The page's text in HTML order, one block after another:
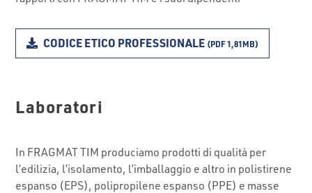
CODICE ETICO PROFESSIONALE (PDF 1,81MB)
Laboratori
In FRAGMAT TIM produciamo prodotti di qualità per
l’edilizia, l’isolamento, l’imballaggio e altro in polistirene
espanso (EPS), polipropilene espanso (PPE) e masse